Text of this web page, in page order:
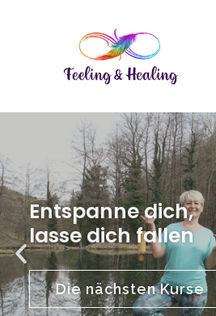
Entspanne dich,
lasse dich fallen
Die nächsten Kurse